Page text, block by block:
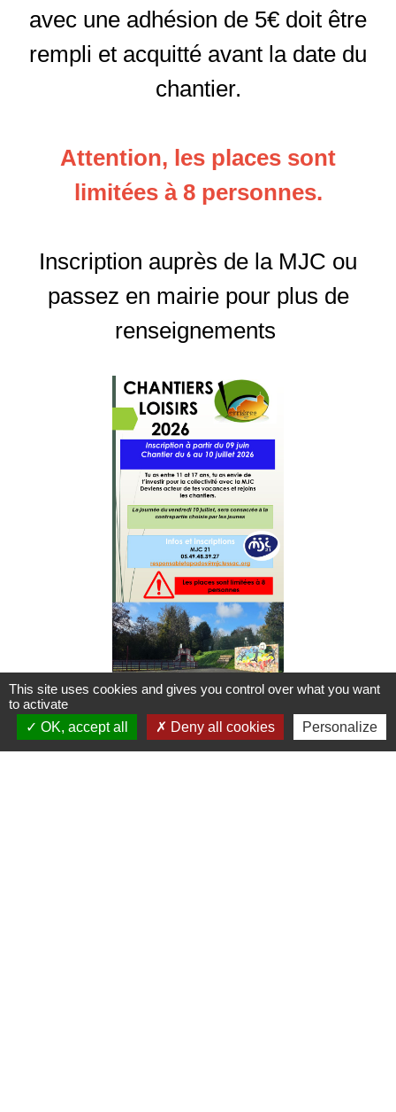
avec une adhésion de 5€ doit être
rempli et acquitté avant la date du
chantier.
Attention, les places sont
limitées à 8 personnes.
Inscription auprès de la MJC ou
passez en mairie pour plus de
renseignements
This site uses cookies and gives you control over what you want
to activate
OK, accept all
Deny all cookies Personalize